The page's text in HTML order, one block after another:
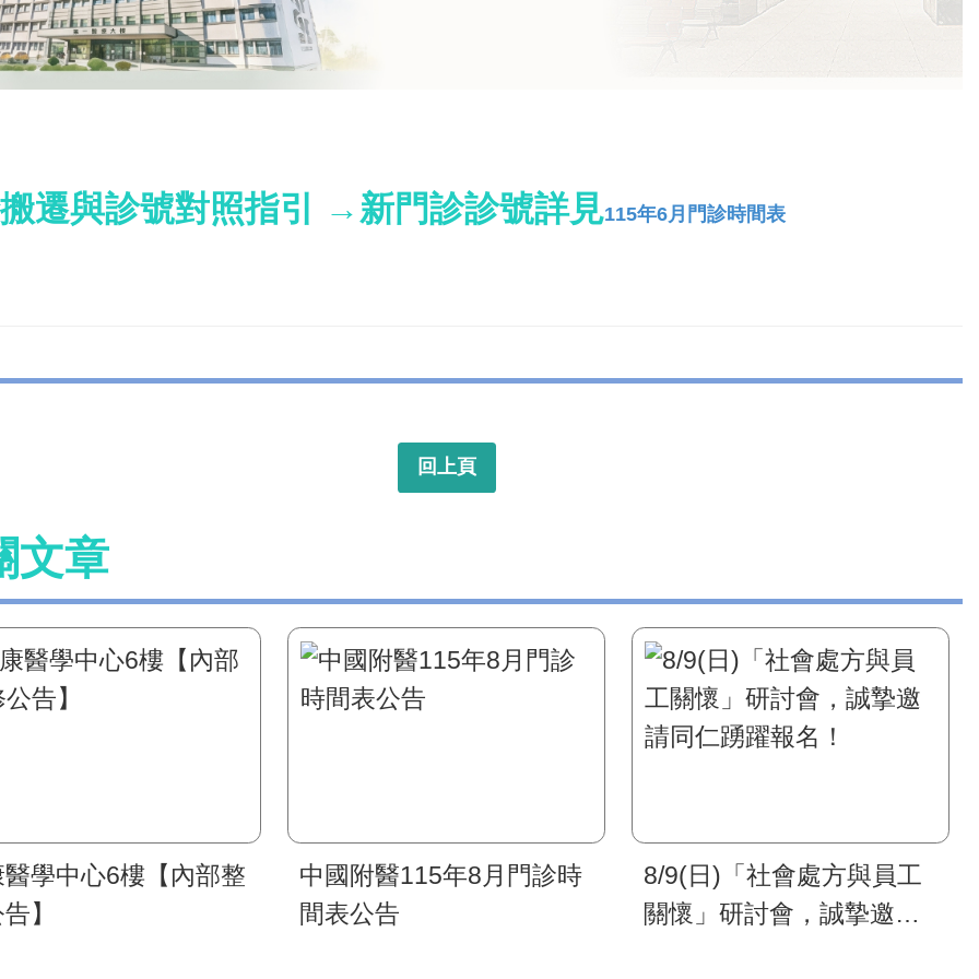
遷與診號對照指引 →新門診診號詳見115年6月門診時間表
回上頁
文章
學中心6樓【內部整
】
中國附醫115年8月門診時
間表公告
8/9(日)「社會處方與員工
關懷」研討會，誠摯邀請